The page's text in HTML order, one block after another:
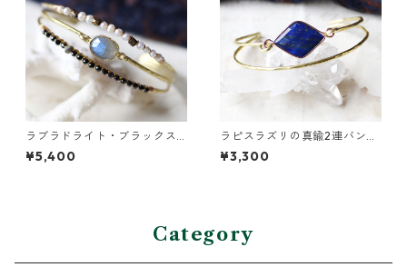
ラブラドライト・ブラックス
ピネル・パールの3連バングル
¥5,400
ラピスラズリの真鍮2連バング
ル
¥3,300
Category